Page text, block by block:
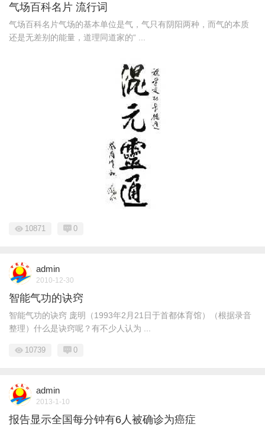
气场百科名片 流行词
气场百科名片气场的基本单位是气，气只有阴阳两种，而气的本质
还是无差别的能量，道理同道家的“ ...
10871 0
admin
2010-12-30
智能气功的诀窍
智能气功的诀窍 庞明（1993年2月21日于首都体育馆）（根据录音
整理）什么是诀窍呢？有不少人认为 ...
10739 0
admin
2013-1-10
报告显示全国每分钟有6人被确诊为癌症